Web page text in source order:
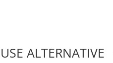
ALTERNATIVE